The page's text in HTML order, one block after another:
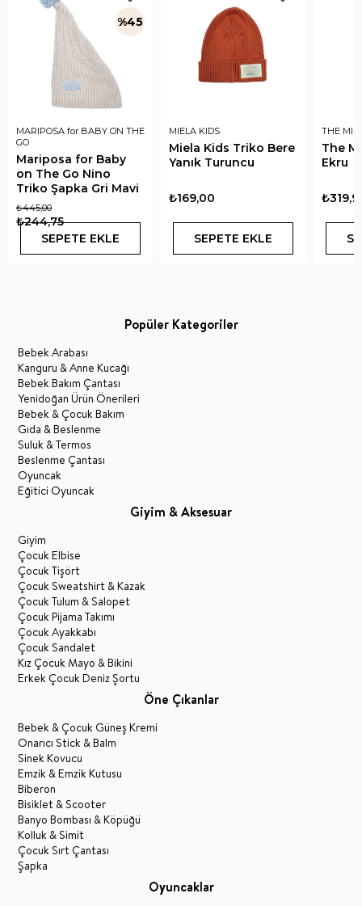
MARIPOSA for BABY ON THE
GO
Mariposa for Baby
on The Go Nino
Triko Şapka Gri Mavi
₺244,75
₺445,00
SEPETE EKLE
%45
MIELA KIDS
Miela Kids Triko Bere
Yanık Turuncu
₺169,00
SEPETE EKLE
THE
The
Ekru
Popüler Kategoriler
Bebek Arabası
Kanguru & Anne Kucağı
Bebek Bakım Çantası
Yenidoğan Ürün Önerileri
Bebek & Çocuk Bakım
Gıda & Beslenme
Suluk & Termos
Beslenme Çantası
Oyuncak
Eğitici Oyuncak
Giyim & Aksesuar
Giyim
Çocuk Elbise
Çocuk Tişört
Çocuk Sweatshirt & Kazak
Çocuk Tulum & Salopet
Çocuk Pijama Takımı
Çocuk Ayakkabı
Çocuk Sandalet
Kız Çocuk Mayo & Bikini
Erkek Çocuk Deniz Şortu
Öne Çıkanlar
Bebek & Çocuk Güneş Kremi
Onarıcı Stick & Balm
Sinek Kovucu
Emzik & Emzik Kutusu
Biberon
Bisiklet & Scooter
Banyo Bombası & Köpüğü
Kolluk & Simit
Çocuk Sırt Çantası
Şapka
Oyuncaklar